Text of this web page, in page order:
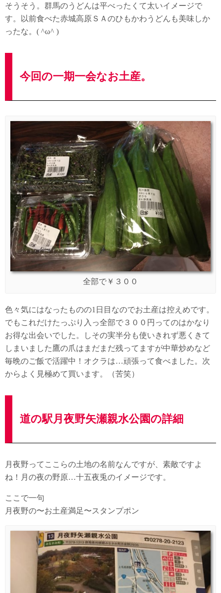
そうそう。群馬のうどんは平べったくて太いイメージで
す。以前食べた赤城高原ＳＡのひもかわうどんも美味しか
ったな。( ^ω^ )
今回の一期一会なお土産。
全部で￥３００
色々気にはなったものの1日目なのでお土産は控えめです。
でもこれだけたっぷり入っ全部で３００円ってのはかなり
お得な出会いでした。しその実半分も使いきれず悪くきて
しまいました鷹の爪はまだまだ残ってますが中華炒めなど
毎晩のご飯で活躍中！オクラは…頑張って食べました。次
からよく見極めて買います。（苦笑）
道の駅月夜野矢瀬親水公園の詳細
月夜野ってここらの土地の名前なんですが、素敵ですよ
ね！月の夜の野原…十五夜兎のイメージです。
ここで一句
月夜野の〜お土産満足〜スタンプポン